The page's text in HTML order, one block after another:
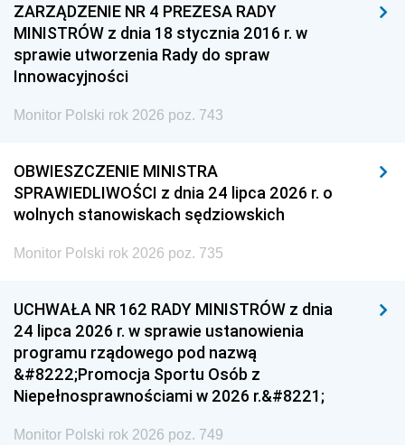
ZARZĄDZENIE NR 4 PREZESA RADY
MINISTRÓW z dnia 18 stycznia 2016 r. w
sprawie utworzenia Rady do spraw
Innowacyjności
Monitor Polski rok 2026 poz. 743
OBWIESZCZENIE MINISTRA
SPRAWIEDLIWOŚCI z dnia 24 lipca 2026 r. o
wolnych stanowiskach sędziowskich
Monitor Polski rok 2026 poz. 735
UCHWAŁA NR 162 RADY MINISTRÓW z dnia
24 lipca 2026 r. w sprawie ustanowienia
programu rządowego pod nazwą
&#8222;Promocja Sportu Osób z
Niepełnosprawnościami w 2026 r.&#8221;
Monitor Polski rok 2026 poz. 749